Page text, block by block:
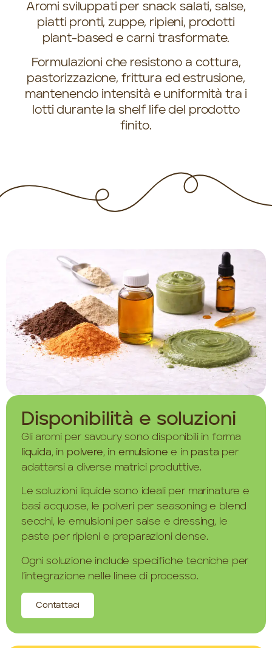
Aromi sviluppati per snack salati, salse,
piatti pronti, zuppe, ripieni, prodotti
plant-based e carni trasformate.
Formulazioni che resistono a cottura,
pastorizzazione, frittura ed estrusione,
mantenendo intensità e uniformità tra i
lotti durante la shelf life del prodotto
finito.
Disponibilità e soluzioni
Gli aromi per savoury sono disponibili in forma
liquida, in polvere, in emulsione e in pasta per
adattarsi a diverse matrici produttive.
Le soluzioni liquide sono ideali per marinature e
basi acquose, le polveri per seasoning e blend
secchi, le emulsioni per salse e dressing, le
paste per ripieni e preparazioni dense.
Ogni soluzione include specifiche tecniche per
l’integrazione nelle linee di processo.
Contattaci